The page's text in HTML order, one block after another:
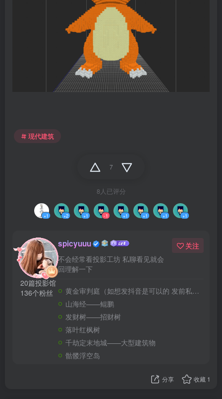
现代建筑
7
8人已评分
+1 +2 +1 -1 +1 +1 +1 +1
20篇投影馆
136个粉丝
spicyuuu
不会经常看投影工坊 私聊看见就会
回理解一下
关注
黄金审判庭（如想发抖音是可以的 发前私信请告诉我您抖音号）
山海经——鲲鹏
发财树——招财树
落叶红枫树
千劫定末地城——大型建筑物
骷髅浮空岛
分享 收藏 1